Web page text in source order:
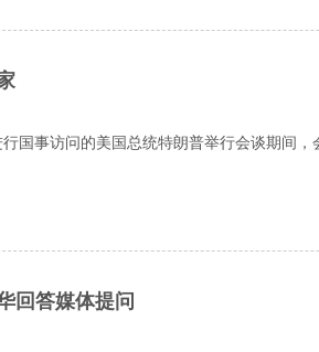
事访问的美国总统特朗普举行会谈期间，
回答媒体提问